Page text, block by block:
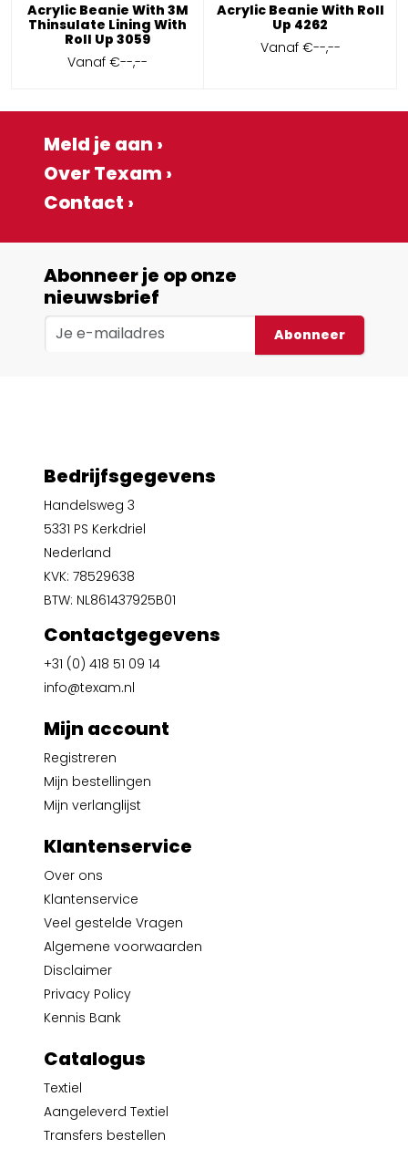
Acrylic Beanie With 3M
Thinsulate Lining With
Roll Up 3059
Vanaf€--,--
Acrylic Beanie With Roll
Up 4262
Vanaf €--,--
Meld je aan ›
Over Texam ›
Contact ›
Abonneer je op onze
nieuwsbrief
Abonneer
Bedrijfsgegevens
Handelsweg 3
5331 PS Kerkdriel
Nederland
KVK: 78529638
BTW: NL861437925B01
Contactgegevens
+31 (0) 418 51 09 14
info@texam.nl
Mijn account
Registreren
Mijn bestellingen
Mijn verlanglijst
Klantenservice
Over ons
Klantenservice
Veel gestelde Vragen
Algemene voorwaarden
Disclaimer
Privacy Policy
Kennis Bank
Catalogus
Textiel
Aangeleverd Textiel
Transfers bestellen